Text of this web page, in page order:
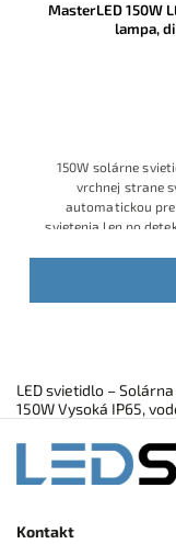
MasterLED 150W
lampa,
150W solárne
vrchnej strane
automatickou
svietenia len po
LED svietidlo –
150W Vysoká IP65,
Kontakt